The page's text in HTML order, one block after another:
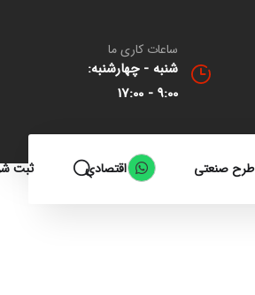
ساعات کاری ما
شنبه - چهارشنبه:
9:00 - 17:00
طرح صنعتی کد اقتصادی ثبت